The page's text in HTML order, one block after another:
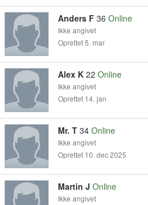
Anders F 36 Online
Ikke angivet
Oprettet 5. mar
Alex K 22 Online
Ikke angivet
Oprettet 14. jan
Mr. T 34 Online
Ikke angivet
Oprettet 10. dec 2025
Martin J Online
Ikke angivet